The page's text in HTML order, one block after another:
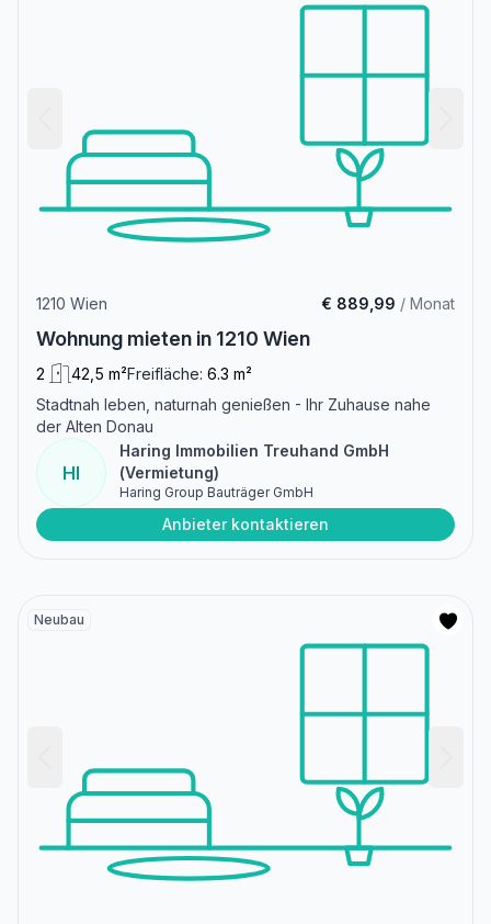
1210 Wien € 889,99 / Monat
Wohnung mieten in 1210 Wien
2 42,5 m²Freifläche: 6.3 m²
Stadtnah leben, naturnah genießen - Ihr Zuhause nahe
der Alten Donau
HI
Haring Immobilien Treuhand GmbH
(Vermietung)
Haring Group Bauträger GmbH
Anbieter kontaktieren
Neubau